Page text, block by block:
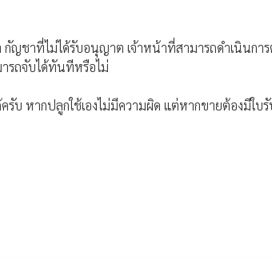
ญชาที่ไม่ได้รับอนุญาต เจ้าหน้าที่สามารถดำเนินกา
รถจับได้ทันทีหรือไม่
บ หากปลูกใช้เองไม่มีความผิด แต่หากขายต้องมีใบ